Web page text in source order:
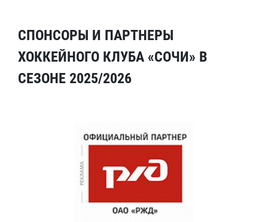
СПОНСОРЫ И ПАРТНЕРЫ
ХОККЕЙНОГО КЛУБА «СОЧИ» В
СЕЗОНЕ 2025/2026